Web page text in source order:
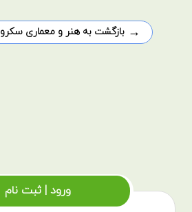
→ بازگشت به هنر و معماری سکرو
ورود | ثبت نام